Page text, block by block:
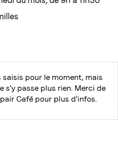
saisis pour le moment, mais
s'y passe plus rien. Merci de
Café pour plus d'infos.